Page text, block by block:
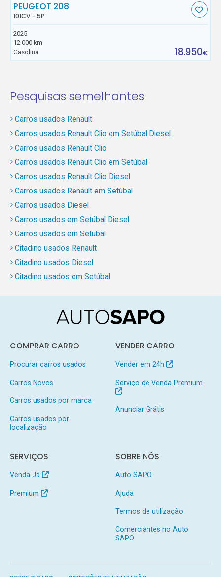
PEUGEOT 208
101CV - 5P
2025
12.000 km
Gasolina
18.950€
Pesquisas semelhantes
Carros usados Renault
Carros usados Renault Clio em Setúbal Diesel
Carros usados Renault Clio
Carros usados Renault Clio em Setúbal
Carros usados Renault Clio Diesel
Carros usados Renault em Setúbal
Carros usados Diesel
Carros usados em Setúbal Diesel
Carros usados em Setúbal
Citadino usados Renault
Citadino usados Diesel
Citadino usados em Setúbal
COMPRAR CARRO
Procurar carros usados
Carros Novos
Carros usados por marca
Carros usados por
localização
VENDER CARRO
Vender em 24h
Serviço de Venda Premium
Anunciar Grátis
SERVIÇOS
Venda Já
Premium
SOBRE NÓS
Auto SAPO
Ajuda
Termos de utilização
Comerciantes no Auto
SAPO